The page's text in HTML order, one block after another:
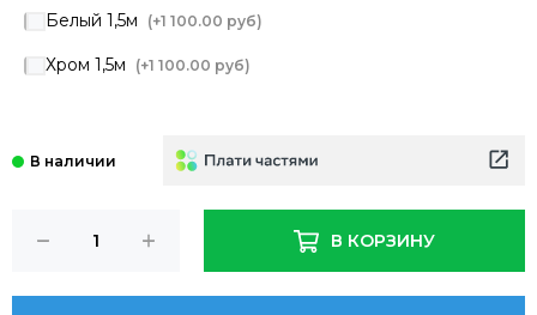
Белый 1,5м (+1 100.00 руб)
Хром 1,5м (+1 100.00 руб)
В КОРЗИНУ